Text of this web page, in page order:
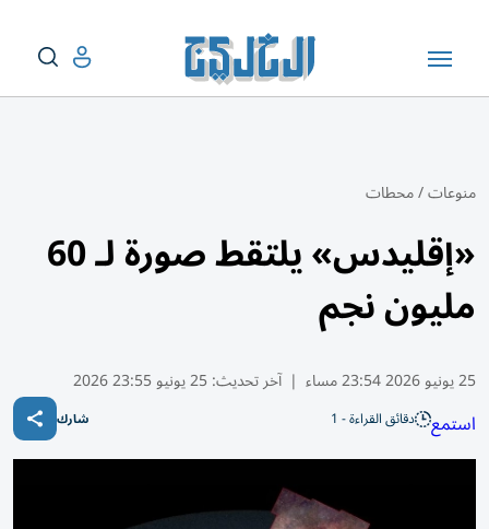
منوعات/محطات
«إقليدس» يلتقط صورة لـ 60
مليون نجم
25 يونيو 2026 23:54 مساء | آخر تحديث:25 يونيو 23:55 2026
استمع دقائق القراءة - 1 شارك